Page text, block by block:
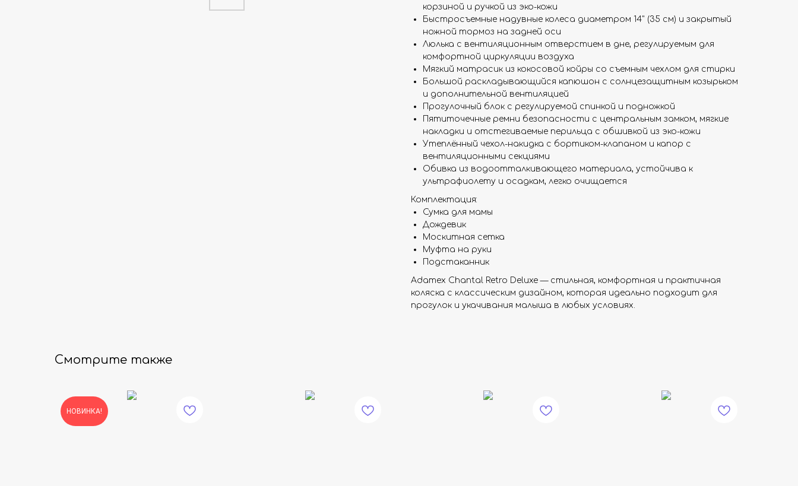
корзиной и ручкой из эко-кожи
Быстросъемные надувные колеса диаметром 14" (35 см) и закрытый
ножной тормоз на задней оси
Люлька с вентиляционным отверстием в дне, регулируемым для
комфортной циркуляции воздуха
Мягкий матрасик из кокосовой койры со съемным чехлом для стирки
Большой раскладывающийся капюшон с солнцезащитным козырьком
и дополнительной вентиляцией
Прогулочный блок с регулируемой спинкой и подножкой
Пятиточечные ремни безопасности с центральным замком, мягкие
накладки и отстегиваемые перильца с обшивкой из эко-кожи
Утеплённый чехол-накидка с бортиком-клапаном и капор с
вентиляционными секциями
Обивка из водоотталкивающего материала, устойчива к
ультрафиолету и осадкам, легко очищается
Комплектация:
Сумка для мамы
Дождевик
Москитная сетка
Муфта на руки
Подстаканник
Adamex Chantal Retro Deluxe — стильная, комфортная и практичная
коляска с классическим дизайном, которая идеально подходит для
прогулок и укачивания малыша в любых условиях.
Смотрите также
НОВИНКА!